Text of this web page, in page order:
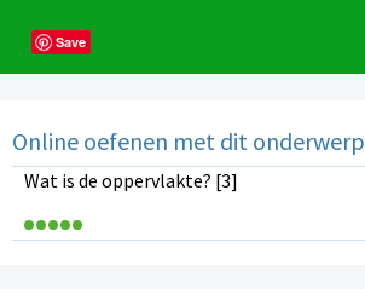
Save
Online oefenen met dit onderwerp
Wat is de oppervlakte? [3]